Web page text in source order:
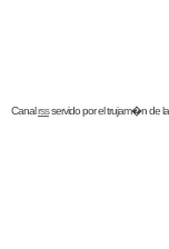
Canalrssservido por eltrujam�nde